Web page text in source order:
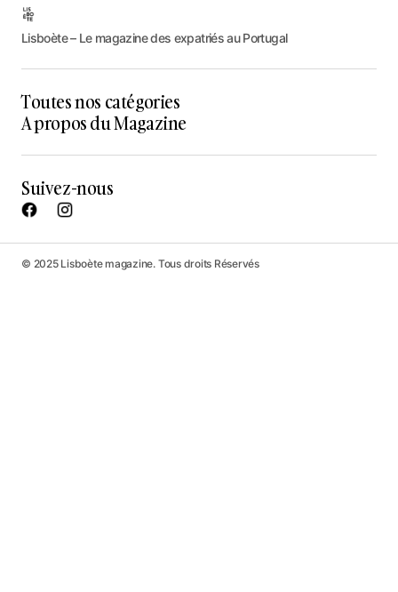
Lisboète – Le magazine des expatriés au Portugal
Toutes nos catégories
A propos du Magazine
Suivez-nous
© 2025 Lisboète magazine. Tous droits Réservés